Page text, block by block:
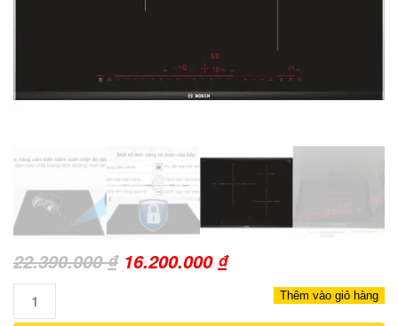
22.390.000₫ Giá
16.200.000 ₫Giá
lượng
Thêm vào giỏ hàng